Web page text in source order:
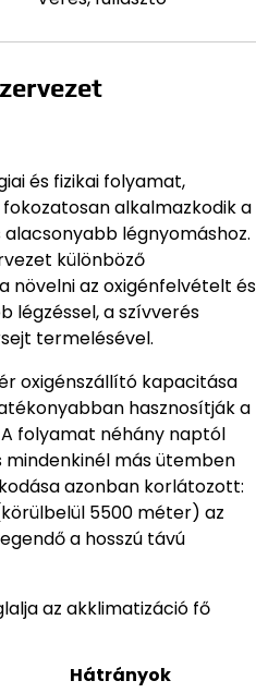
és fizikai folyamat,
alkalmazkodik a
légnyomáshoz.
különböző
növelni az oxigénfelvételt és
légzéssel, a szívverés
termelésével.
oxigénszállító kapacitása
hasznosítják a
folyamat néhány naptól
más ütemben
azonban korlátozott:
5500 méter) az
a hosszú távú
az akklimatizáció fő
Hátrányok